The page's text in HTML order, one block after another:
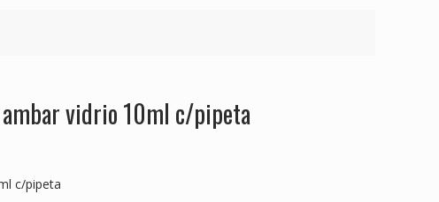
ambar vidrio 10ml c/pipeta
c/pipeta